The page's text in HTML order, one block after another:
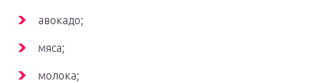
авокадо;
мяса;
молока;